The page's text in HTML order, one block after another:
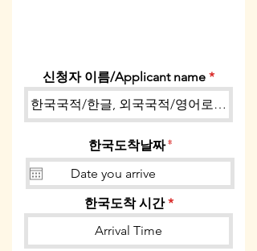
신청자 이름/Applicant name
한국도착날짜*r
e
u
i
r
e
한국도착 시간